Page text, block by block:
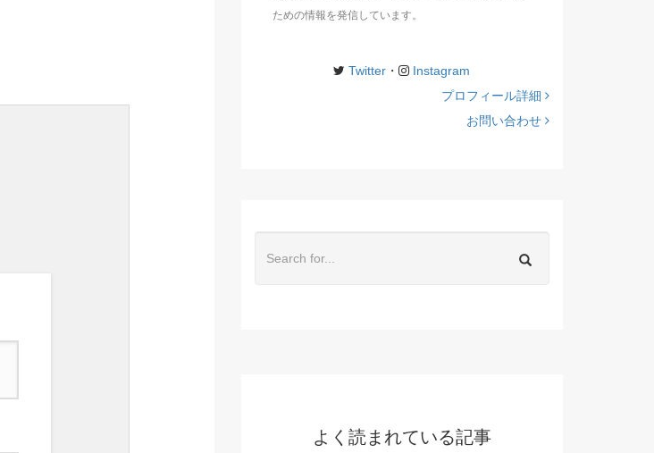
ための情報を発信しています。
Twitter ・
Instagram
プロフィール詳細
お問い合わせ
よく読まれている記事